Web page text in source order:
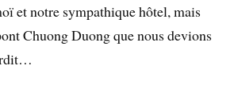
et notre sympathique hôtel, mais
Chuong Duong que nous devions